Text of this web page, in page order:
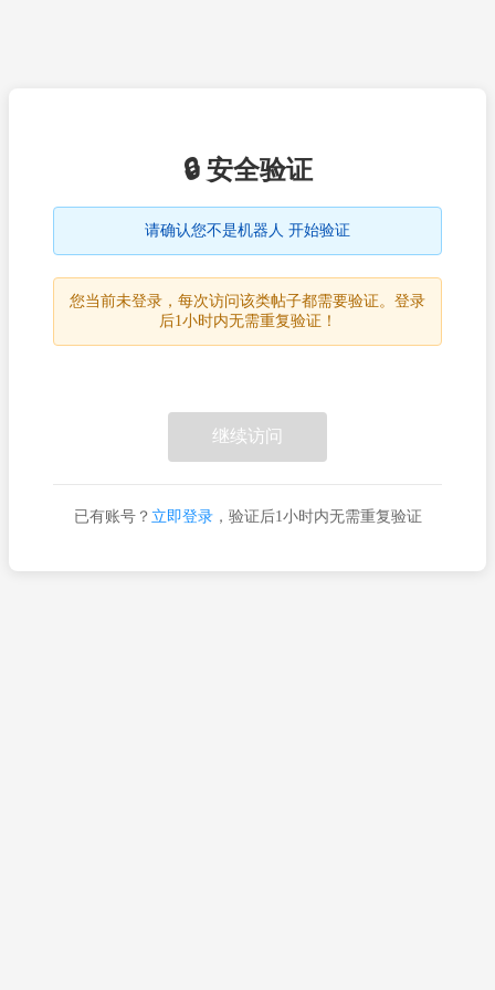
🔒 安全验证
请确认您不是机器人 开始验证
您当前未登录，每次访问该类帖子都需要验证。登录
后1小时内无需重复验证！
继续访问
已有账号？ 立即登录，验证后1小时内无需重复验证